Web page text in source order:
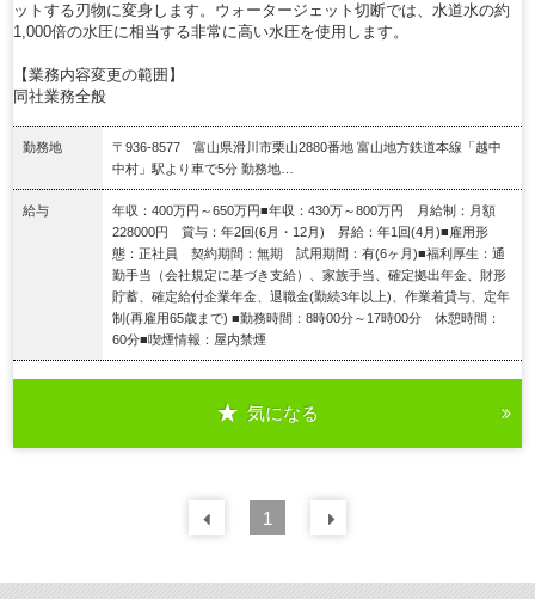
ットする刃物に変身します。ウォータージェット切断では、水道水の約
1,000倍の水圧に相当する非常に高い水圧を使用します。
【業務内容変更の範囲】
同社業務全般
勤務地
〒936-8577 富山県滑川市栗山2880番地 富山地方鉄道本線「越中
中村」駅より車で5分 勤務地…
給与
年収：400万円～650万円■年収：430万～800万円 月給制：月額
228000円 賞与：年2回(6月・12月) 昇給：年1回(4月)■雇用形
態：正社員 契約期間：無期 試用期間：有(6ヶ月)■福利厚生：通
勤手当（会社規定に基づき支給）、家族手当、確定拠出年金、財形
貯蓄、確定給付企業年金、退職金(勤続3年以上)、作業着貸与、定年
制(再雇用65歳まで) ■勤務時間：8時00分～17時00分 休憩時間：
60分■喫煙情報：屋内禁煙
気になる
前の 件
1